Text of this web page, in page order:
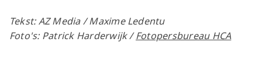
Tekst: AZ Media / Maxime Ledentu
Foto's: Patrick Harderwijk /Fotopersbureau HCA